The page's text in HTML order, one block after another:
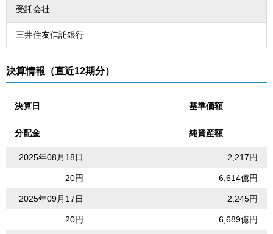
受託会社
三井住友信託銀行
決算情報（直近12期分）
決算日 基準価額
分配金 純資産額
2025年08月18日 2,217円
20円 6,614億円
2025年09月17日 2,245円
20円 6,689億円